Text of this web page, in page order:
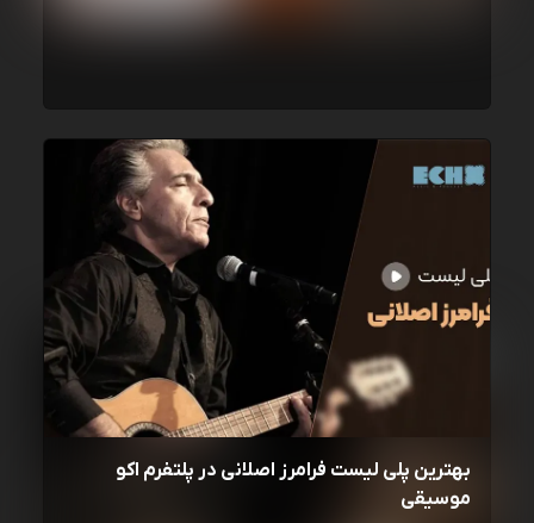
بهترین پلی لیست فرامرز اصلانی در پلتفرم اکو
موسیقی